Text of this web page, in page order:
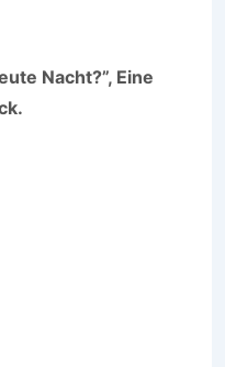
Nacht?”, Eine